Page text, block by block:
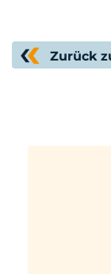
Zurück